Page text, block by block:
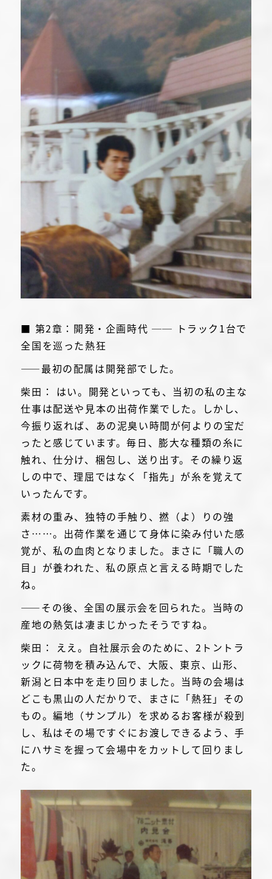
■ 第2章：開発・企画時代 ── トラック1台で
全国を巡った熱狂
――最初の配属は開発部でした。
柴田： はい。開発といっても、当初の私の主な
仕事は配送や見本の出荷作業でした。しかし、
今振り返れば、あの泥臭い時間が何よりの宝だ
ったと感じています。毎日、膨大な種類の糸に
触れ、仕分け、梱包し、送り出す。その繰り返
しの中で、理屈ではなく「指先」が糸を覚えて
いったんです。
素材の重み、独特の手触り、撚（よ）りの強
さ……。出荷作業を通じて身体に染み付いた感
覚が、私の血肉となりました。まさに「職人の
目」が養われた、私の原点と言える時期でした
ね。
――その後、全国の展示会を回られた。当時の
産地の熱気は凄まじかったそうですね。
柴田： ええ。自社展示会のために、2トントラ
ックに荷物を積み込んで、大阪、東京、山形、
新潟と日本中を走り回りました。当時の会場は
どこも黒山の人だかりで、まさに「熱狂」その
もの。編地（サンプル）を求めるお客様が殺到
し、私はその場ですぐにお渡しできるよう、手
にハサミを握って会場中をカットして回りまし
た。